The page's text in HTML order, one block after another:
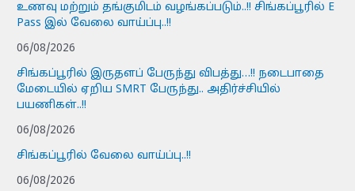
உணவு மற்றும் தங்குமிடம் வழங்கப்படும்..!! சிங்கப்பூரில் E
Pass இல் வேலை வாய்ப்பு..!!
06/08/2026
சிங்கப்பூரில் இருதளப் பேருந்து விபத்து…!! நடைபாதை
மேடையில் ஏறிய SMRT பேருந்து.. அதிர்ச்சியில்
பயணிகள்..!!
06/08/2026
சிங்கப்பூரில் வேலை வாய்ப்பு..!!
06/08/2026